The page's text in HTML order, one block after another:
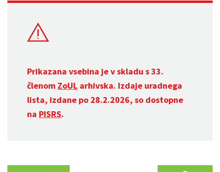
Prikazana vsebina je v skladu s 33.
členom ZoUL arhivska. Izdaje uradnega
lista, izdane po 28.2.2026, so dostopne
na PISRS.